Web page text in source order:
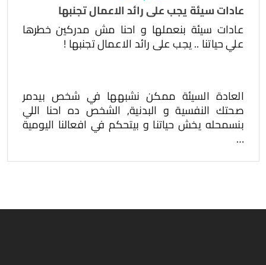
عادات سيئة يجب على رائد الاعمال تجنبها
عادات سيئة بنعملها و احنا مش مدركين خطرها
علي حياتنا .. يجب على رائد الاعمال تجنبها !
العادة السيئة ممكن نشبهها في شخص بيدمر
صحتك النفسية و البدنية, الشخص ده احنا اللي
بنسمحله يخش حياتنا و بيتحكم في افعالنا اليومية
…